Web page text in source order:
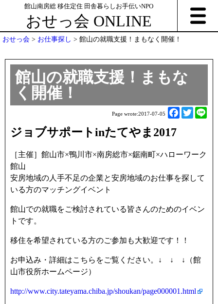
館山南房総 移住定住 田舎暮らしお手伝いNPO
おせっ会 ONLINE
おせっ会 > お仕事探し > 館山の就職支援！まもなく開催！
館山の就職支援！まもな
く開催！
Page wrote:2017-07-05
F
o
T
r
ジョブサポートinたてやま2017
［主催］館山市×鴨川市×南房総市×鋸南町×ハローワーク
館山
安房地域の人手不足の企業と安房地域のお仕事を探して
いる方のマッチングイベント
館山での就職をご検討されている皆さんのためのイベン
トです。
移住を希望されている方のご参加も大歓迎です！！
お申込み・詳細はこちらをご覧ください。↓ ↓ ↓（館
山市役所ホームページ）
http://www.city.tateyama.chiba.jp/shoukan/page000001.html